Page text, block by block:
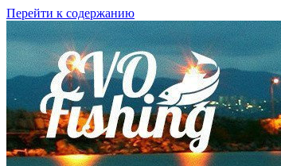
Перейти к содержанию